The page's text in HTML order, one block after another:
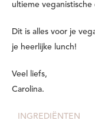
ultieme
Dit is alles voor je
je heerlijke lunch!
Veel liefs,
Carolina.
INGREDIËNTEN